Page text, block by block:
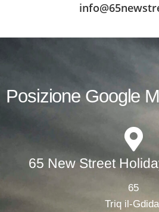
Posizione Google
65 New Street
65
Triq il-